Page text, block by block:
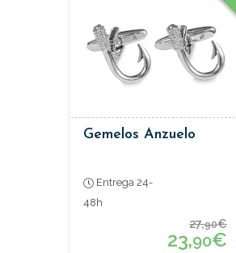
Gemelos Anzuelo
Entrega 24-
48h
27,90€
23,90€